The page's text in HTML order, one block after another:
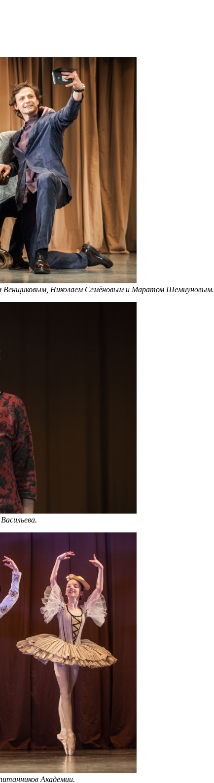
Венщиковым, Николаем Семёновым и Маратом Шемиуновым.
Академии.